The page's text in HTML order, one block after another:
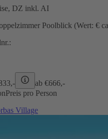
DZ inkl. AI
Poolblick (Wert: €
ab €666,-
Preis pro Person
Village